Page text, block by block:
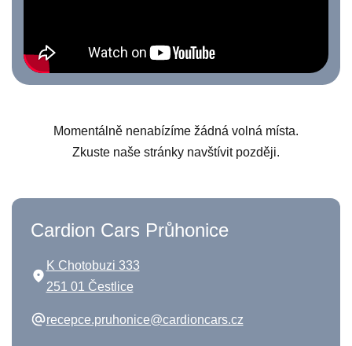
Momentálně nenabízíme žádná volná místa.
Zkuste naše stránky navštívit později.
Cardion Cars Průhonice
K Chotobuzi 333
251 01 Čestlice
recepce.pruhonice@cardioncars.cz